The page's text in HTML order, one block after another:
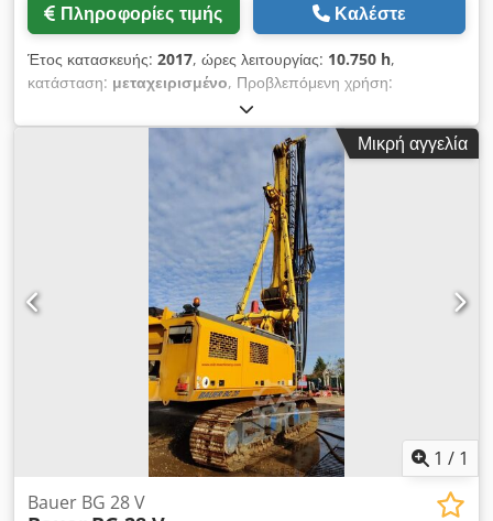
Πληροφορίες τιμής Καλέστε
Έτος κατασκευής: 2017, ώρες λειτουργίας: 10.750 h,
κατάσταση: μεταχειρισμένο, Προβλεπόμενη χρήση:
Κατασκευές Επικοινωνήστε με τον Mohamad Fattah Ahmad
για περισσότερες πληροφορίες. -Κίνηση με οπές BAT 410
-κινητήρας 390 kW Κύριο βαρούλκο 30 έως Dodpeh Ty Anofx
Aqgjck -Κεντρική λίπανση -συμπιεστής αέρα Πολύ καλή
κατάσταση ! Πολύ καλή κατάσταση !
Μικρή αγγελία
1 / 1
Bauer BG 28 V